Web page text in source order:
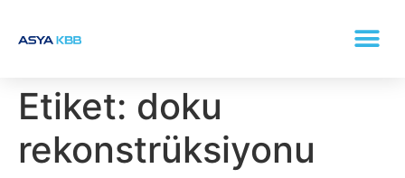
Etiket: doku
rekonstrüksiyonu